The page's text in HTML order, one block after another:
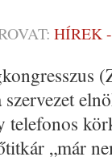
HÍREK
telefonos
„már